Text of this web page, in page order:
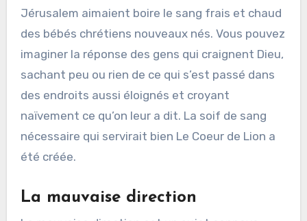
Jérusalem aimaient boire le sang frais et chaud
des bébés chrétiens nouveaux nés. Vous pouvez
imaginer la réponse des gens qui craignent Dieu,
sachant peu ou rien de ce qui s’est passé dans
des endroits aussi éloignés et croyant
naïvement ce qu’on leur a dit. La soif de sang
nécessaire qui servirait bien Le Coeur de Lion a
été créée.
La mauvaise direction